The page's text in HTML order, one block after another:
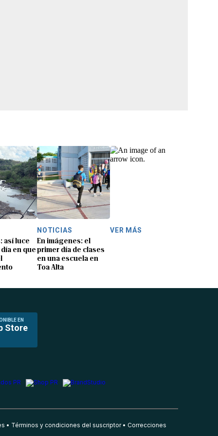
así luce
en que
NOTICIAS
En imágenes: el
primer día de clases
en una escuela en
Toa Alta
VER MÁS
EN
Store
Términos y condiciones del suscriptor Correcciones